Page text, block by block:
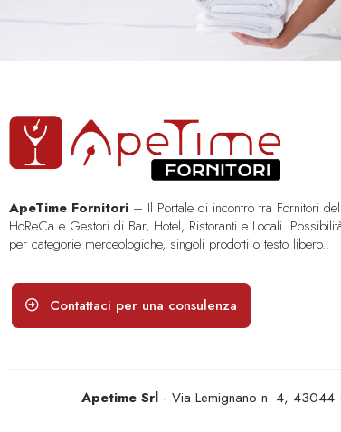
ApeTime Fornitori – Il Portale di incontro tra Fornitori
HoReCa e Gestori di Bar, Hotel, Ristoranti e Locali.
per categorie merceologiche, singoli prodotti o testo libero..
Contattaci per una consulenza
Apetime Srl - Via Lemignano n. 4,